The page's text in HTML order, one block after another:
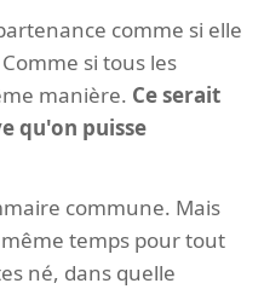
comme si elle
si tous les
manière. Ce serait
qu'on puisse
commune. Mais
temps pour tout
né, dans quelle